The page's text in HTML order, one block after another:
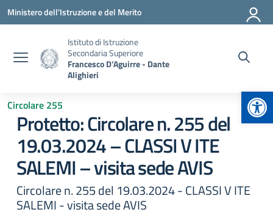
Vai ai contenuti
Vai al menu di navigazione
Vai al footer
Ministero dell'Istruzione e del Merito
Istituto di Istruzione
Secondaria Superiore
Francesco D'Aguirre - Dante
Alighieri
Circolare 255
Protetto: Circolare n. 255 del
19.03.2024 – CLASSI V ITE
SALEMI – visita sede AVIS
Circolare n. 255 del 19.03.2024 - CLASSI V ITE
SALEMI - visita sede AVIS